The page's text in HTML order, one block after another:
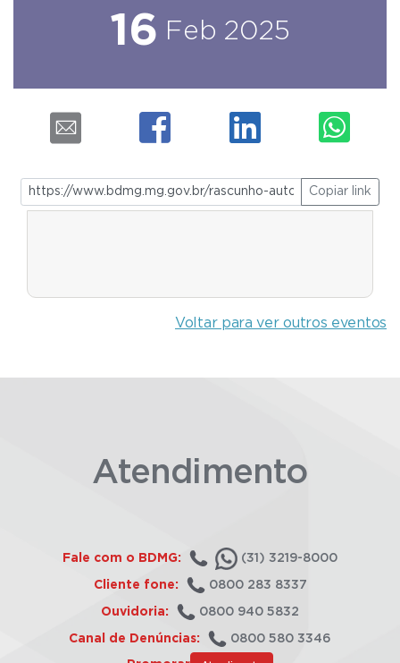
16 Feb 2025
Copiar link
Voltar para ver outros eventos
Atendimento
Fale com o BDMG: (31) 3219-8000
Cliente fone: 0800 283 8337
Ouvidoria: 0800 940 5832
Canal de Denúncias: 0800 580 3346